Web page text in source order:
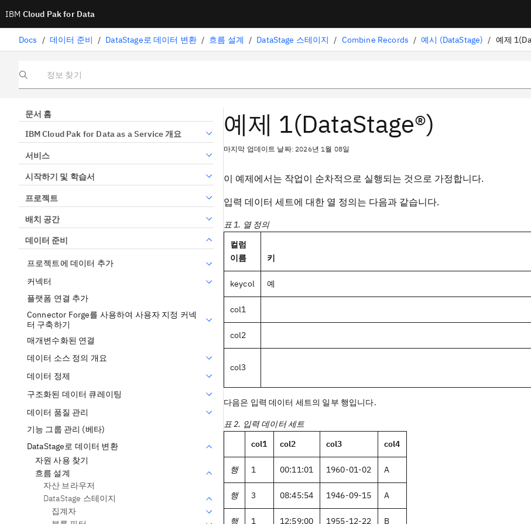
IBM Cloud Pak for Data
Docs / 데이터 준비 / DataStage로 데이터 변환 / 흐름 설계 / DataStage 스테이지 / Combine Records / 예시 (DataStage) / 예제
정보 찾기
문서 홈
IBM Cloud Pak for Data as a Service 개요
서비스
시작하기 및 학습서
프로젝트
배치 공간
데이터 준비
프로젝트에 데이터 추가
커넥터
플랫폼 연결 추가
Connector Forge를 사용하여 사용자 지정 커넥
터 구축하기
매개변수화된 연결
데이터 소스 정의 개요
데이터 정제
구조화된 데이터 큐레이팅
데이터 품질 관리
기능 그룹 관리 (베타)
DataStage로 데이터 변환
자원 사용 찾기
흐름 설계
자산 브라우저
DataStage 스테이지
집계자
예제 1(DataStage®)
마지막 업데이트 날짜: 2026년 1월 08일
이 예제에서는 작업이 순차적으로 실행되는 것으로 가정합니다.
입력 데이터 세트에 대한 열 정의는 다음과 같습니다.
표 1. 열 정의
컬럼
이름
키
keycol 예
col1
col2
col3
다음은 입력 데이터 세트의 일부 행입니다.
표 2. 입력 데이터 세트
col1
col2 col3 col4
행 1 00:11:01 1960-01-02 A
행 3 08:45:54 1946-09-15 A
행 1 12:59:00 1955-12-22 B